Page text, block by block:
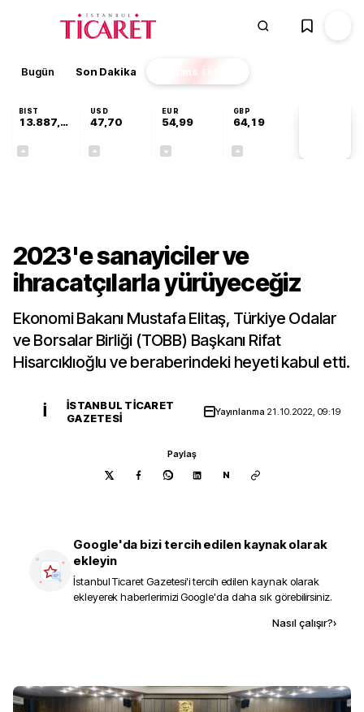
Bugün Son Dakika Finans EKSTRA
BIST
13.887,29
USD
47,70
EUR
54,99
GBP
64,19
2023'e sanayiciler ve
ihracatçılarla yürüyeceğiz
Ekonomi Bakanı Mustafa Elitaş, Türkiye Odalar
ve Borsalar Birliği (TOBB) Başkanı Rifat
Hisarcıklıoğlu ve beraberindeki heyeti kabul etti.
İ
İSTANBUL TICARET
GAZETESI
Yayınlanma 21.10.2022, 09:19
Paylaş
N
Google'da bizi tercih edilen kaynak olarak
ekleyin
İstanbul Ticaret Gazetesi'i tercih edilen kaynak olarak
ekleyerek haberlerimizi Google'da daha sık görebilirsiniz.
Nasıl çalışır?›